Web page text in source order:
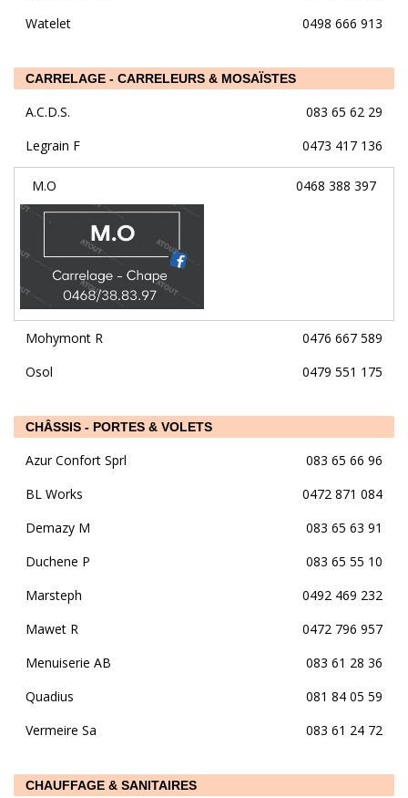
Watelet
0498 666 913
CARRELAGE - CARRELEURS & MOSAÏSTES
A.C.D.S.
083 65 62 29
Legrain F
0473 417 136
M.O 0468 388 397
Mohymont R
0476 667 589
Osol
0479 551 175
CHÂSSIS - PORTES & VOLETS
Azur Confort Sprl
083 65 66 96
BL Works
0472 871 084
Demazy M
083 65 63 91
Duchene P
083 65 55 10
Marsteph
0492 469 232
Mawet R
0472 796 957
Menuiserie AB
083 61 28 36
Quadius
081 84 05 59
Vermeire Sa
083 61 24 72
CHAUFFAGE & SANITAIRES